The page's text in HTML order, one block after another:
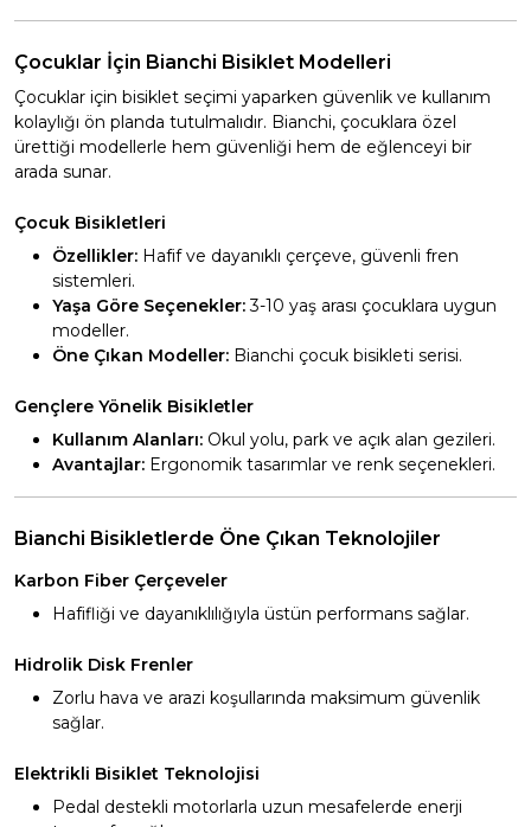
Çocuklar İçin Bianchi Bisiklet Modelleri
Çocuklar için bisiklet seçimi yaparken güvenlik ve kullanım
kolaylığı ön planda tutulmalıdır. Bianchi, çocuklara özel
ürettiği modellerle hem güvenliği hem de eğlenceyi bir
arada sunar.
Çocuk Bisikletleri
Özellikler: Hafif ve dayanıklı çerçeve, güvenli fren
sistemleri.
Yaşa Göre Seçenekler:3-10 yaş arası çocuklara uygun
modeller.
Öne Çıkan Modeller: Bianchi çocuk bisikleti serisi.
Gençlere Yönelik Bisikletler
Kullanım Alanları: Okul yolu, park ve açık alan gezileri.
Avantajlar: Ergonomik tasarımlar ve renk seçenekleri.
Bianchi Bisikletlerde Öne Çıkan Teknolojiler
Karbon Fiber Çerçeveler
Hafifliği ve dayanıklılığıyla üstün performans sağlar.
Hidrolik Disk Frenler
Zorlu hava ve arazi koşullarında maksimum güvenlik
sağlar.
Elektrikli Bisiklet Teknolojisi
Pedal destekli motorlarla uzun mesafelerde enerji